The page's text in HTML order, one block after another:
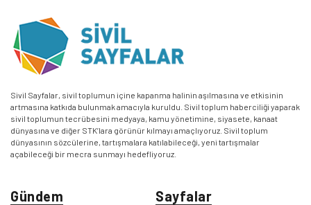
Sivil Sayfalar, sivil toplumun içine kapanma halinin aşılmasına ve etkisinin
artmasına katkıda bulunmak amacıyla kuruldu. Sivil toplum haberciliği yaparak
sivil toplumun tecrübesini medyaya, kamu yönetimine, siyasete, kanaat
dünyasına ve diğer STK’lara görünür kılmayı amaçlıyoruz. Sivil toplum
dünyasının sözcülerine, tartışmalara katılabileceği, yeni tartışmalar
açabileceği bir mecra sunmayı hedefliyoruz.
Gündem Sayfalar